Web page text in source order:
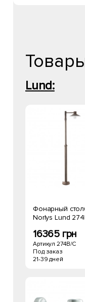
Lund:
Фонарный
Norlys Lund
16365 грн
Артикул 274B/C
Под заказ
21-39 дней